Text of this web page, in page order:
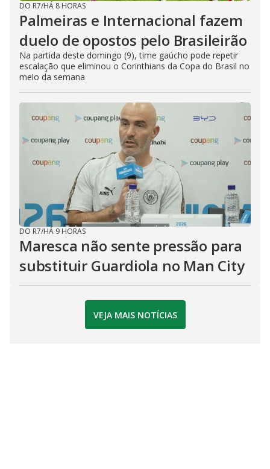
DO R7/HÁ 8 HORAS
Palmeiras e Internacional fazem
duelo de opostos pelo Brasileirão
Na partida deste domingo (9), time gaúcho pode repetir
escalação que eliminou o Corinthians da Copa do Brasil no
meio da semana
DO R7/HÁ 9 HORAS
Maresca não sente pressão para
substituir Guardiola no Man City
VEJA MAIS NOTÍCIAS